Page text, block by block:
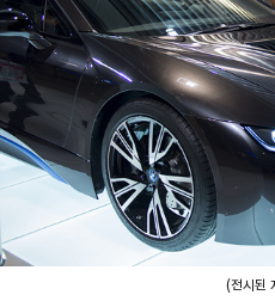
(전시된